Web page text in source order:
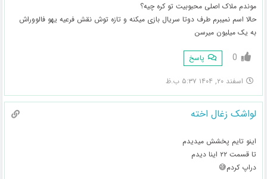
موندم ملاک اصلی محبوبیت تو کره چیه؟
حالا اسم نمیبرم طرف دوتا سریال بازی میکنه و تازه توش نقش فرعیه یهو فالووراش
به یک میلیون میرسن
0 پاسخ
اسفند ۲۰, ۱۴۰۴ ۵:۳۷ ب.ظ
لواشک زغال اخته
اینو تایم پخشش میدیدم
تا قسمت ۲۲ اینا دیدم
دراپ کردم😅